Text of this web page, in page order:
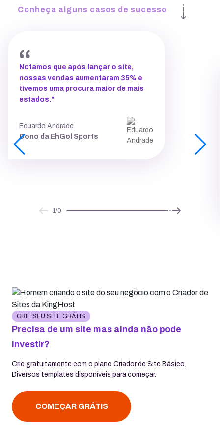
Conheça alguns casos de sucesso
Notamos que após lançar o site,
nossas vendas aumentaram 35% e
tivemos uma procura maior de mais
estados."
Eduardo Andrade
Dono da EhGol Sports
Prev 1/0 Next
CRIE SEU SITE GRÁTIS
Precisa de um site mas ainda não pode
investir?
Crie gratuitamente com o plano Criador de Site Básico.
Diversos templates disponíveis para começar.
COMEÇAR GRÁTIS